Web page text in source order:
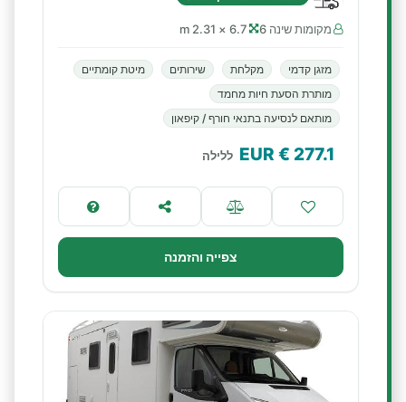
מקומות שינה 6 6.7 × 2.31 m
מזגן קדמי מקלחת שירותים
מיטת קומתיים
מותרת הסעת חיות מחמד
מותאם לנסיעה בתנאי חורף / קיפאון
277.1
€ EUR ללילה
צפייה והזמנה